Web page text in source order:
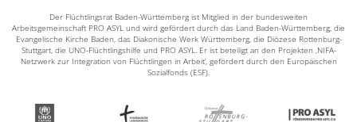
Der Flüchtlingsrat Baden-Württemberg ist Mitglied in der bundesweiten
Arbeitsgemeinschaft PRO ASYL und wird gefördert durch das Land Baden-Württemberg, die
Evangelische Kirche Baden, das Diakonische Werk Württemberg, die Diözese Rottenburg-
Stuttgart, die UNO-Flüchtlingshilfe und PRO ASYL. Er ist beteiligt an den Projekten ‚NIFA-
Netzwerk zur Integration von Flüchtlingen in Arbeit‘, gefördert durch den Europäischen
Sozialfonds (ESF).